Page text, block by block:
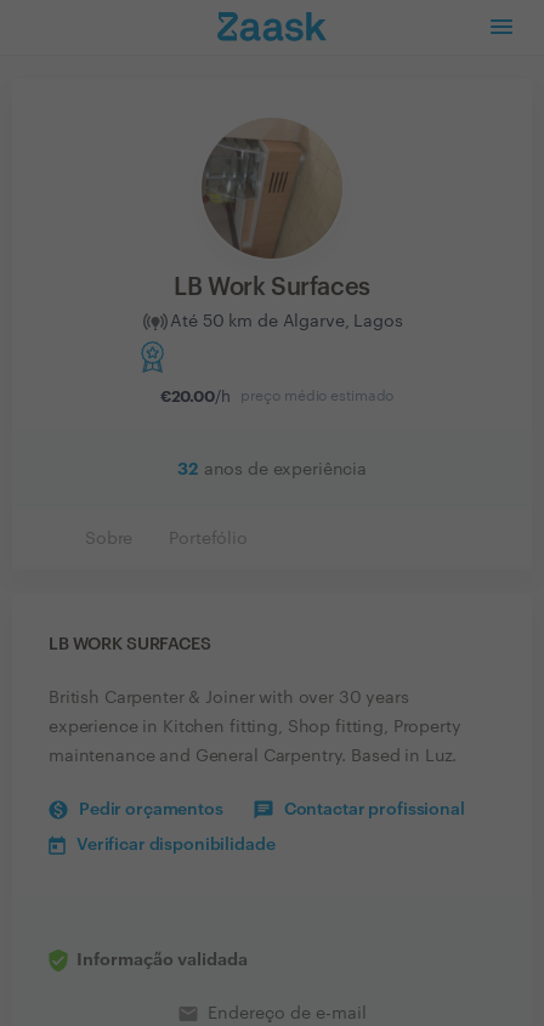
LB Work Surfaces
Até 50 km de Algarve, Lagos
€20.00/h preço médio estimado
32 anos de experiência
Sobre Portefólio
LB WORK SURFACES
British Carpenter & Joiner with over 30 years
experience in Kitchen fitting, Shop fitting, Property
maintenance and General Carpentry. Based in Luz.
Pedir orçamentos Contactar profissional
Verificar disponibilidade
Informação validada
email Endereço de e-mail